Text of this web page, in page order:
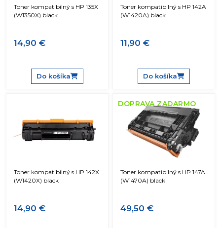
Toner kompatibilný s HP 135X
(W1350X) black
14,90 €
Do košíka
Toner kompatibilný s HP 142A
(W1420A) black
11,90 €
Do košíka
Toner kompatibilný s HP 142X
(W1420X) black
14,90 €
DOPRAVA ZADARMO
Toner kompatibilný s HP 147A
(W1470A) black
49,50 €